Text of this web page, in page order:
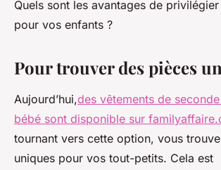
Quels sont les avantages de
pour vos enfants ?
Pour trouver des pièces
Aujourd’hui,des vêtements de
bébé sont disponible sur
tournant vers cette option, vous
uniques pour vos tout-petits. Cela est